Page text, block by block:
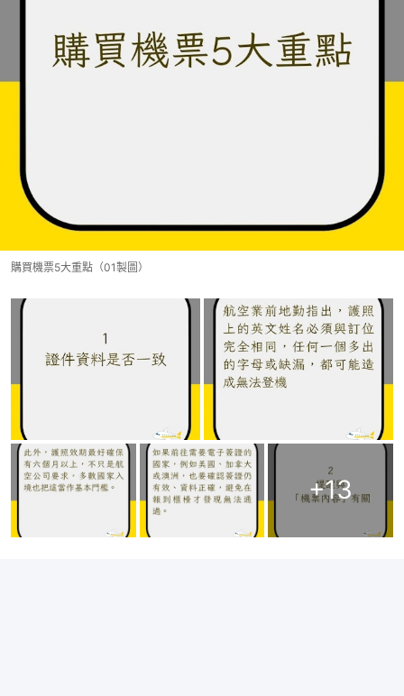
購買機票5大重點（01製圖）
+13